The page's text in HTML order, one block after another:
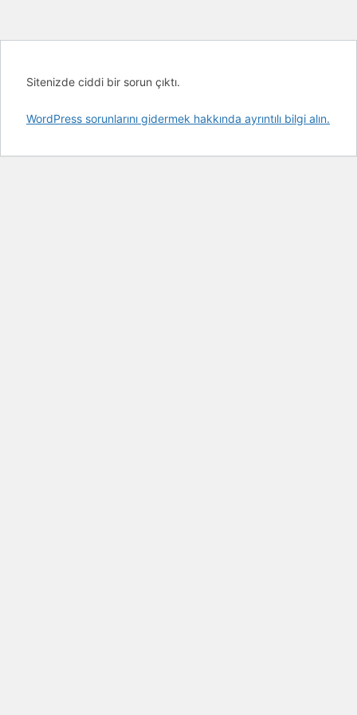
Sitenizde ciddi bir sorun çıktı.
WordPress sorunlarını gidermek hakkında ayrıntılı bilgi alın.